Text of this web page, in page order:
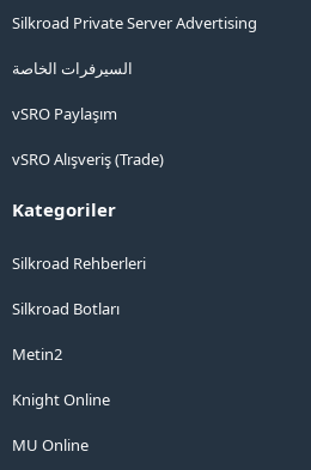
Silkroad Private Server Advertising
السيرفرات الخاصة
vSRO Paylaşım
vSRO Alışveriş (Trade)
Kategoriler
Silkroad Rehberleri
Silkroad Botları
Metin2
Knight Online
MU Online